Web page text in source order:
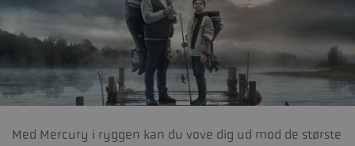
Med Mercury i ryggen kan du vove dig ud mod de største